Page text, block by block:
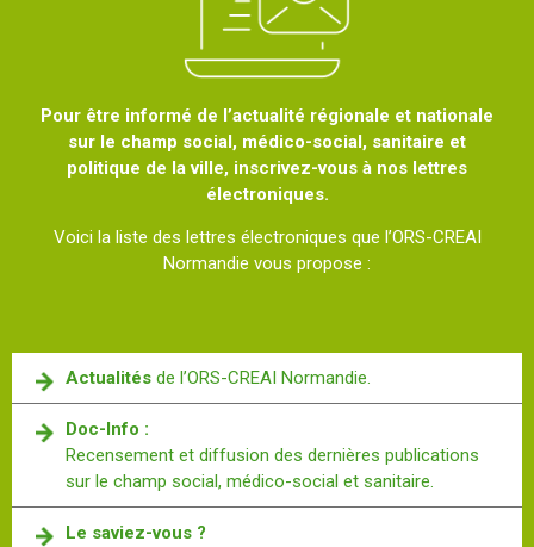
Pour être informé de l’actualité régionale et nationale
sur le champ social, médico-social, sanitaire et
politique de la ville, inscrivez-vous à nos lettres
électroniques.
Voici la liste des lettres électroniques que l’ORS-CREAI
Normandie vous propose :
Actualités de l’ORS-CREAI Normandie.
Doc-Info :
Recensement et diffusion des dernières publications
sur le champ social, médico-social et sanitaire.
Le saviez-vous ?